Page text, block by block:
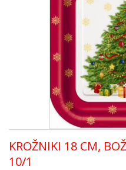
KROŽNIKI 18 CM,
10/1